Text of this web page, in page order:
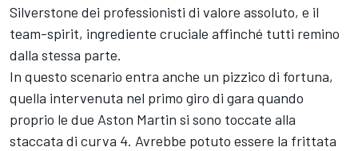
Silverstone dei professionisti di valore assoluto, e il
team-spirit, ingrediente cruciale affinché tutti remino
dalla stessa parte.
In questo scenario entra anche un pizzico di fortuna,
quella intervenuta nel primo giro di gara quando
proprio le due Aston Martin si sono toccate alla
staccata di curva 4. Avrebbe potuto essere la frittata